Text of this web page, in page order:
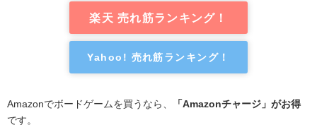
楽天 売れ筋ランキング！
Yahoo! 売れ筋ランキング！
Amazonでボードゲームを買うなら、
「Amazonチャージ」がお得
です。